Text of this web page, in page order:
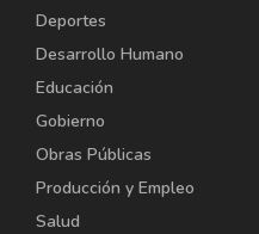
Deportes
Desarrollo Humano
Educación
Gobierno
Obras Públicas
Producción y Empleo
Salud